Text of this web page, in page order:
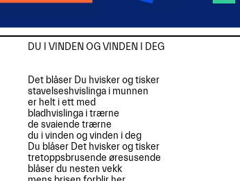
DU I VINDEN OG VINDEN I DEG
Det blåser Du hvisker og tisker
stavelseshvislinga i munnen
er helt i ett med
bladhvislinga i trærne
de svaiende trærne
du i vinden og vinden i deg
Du blåser Det hvisker og tisker
tretoppsbrusende øresusende
blåser du nesten vekk